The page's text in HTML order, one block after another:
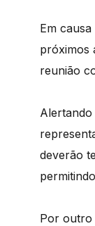
Em
próximos
reunião
deverão
Por outro